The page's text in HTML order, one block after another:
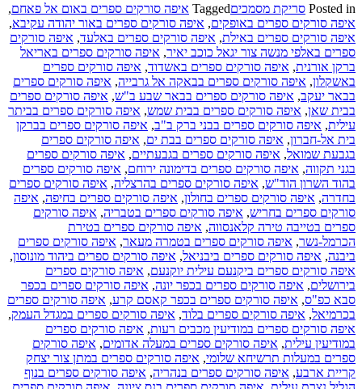
Posted in סריקת מסמכיםTagged איפה סורקים ספרים באום אל פאחם,
איפה סורקים ספרים באופקים, איפה סורקים ספרים באור יהודה עקיבא,
איפה סורקים ספרים באילת, איפה סורקים ספרים באלעד, איפה סורקים
ספרים באלפי מנשה צור יגאל כוכב יאיר, איפה סורקים ספרים באריאל
ברקן אורנית, איפה סורקים ספרים באשדוד, איפה סורקים ספרים
באשקלון, איפה סורקים ספרים בבאקה אל גרבייה, איפה סורקים ספרים
בבאר יעקב, איפה סורקים ספרים בבאר שבע ב"ש, איפה סורקים ספרים
בבית שאן, איפה סורקים ספרים בבית שמש, איפה סורקים ספרים בביתר
עילית, איפה סורקים ספרים בבני ברק ב"ב, איפה סורקים ספרים בברקן
בית אל-חברון, איפה סורקים ספרים בבת ים, איפה סורקים ספרים
בגבעת שמואל, איפה סורקים ספרים בגבעתיים, איפה סורקים ספרים
בגני תקווה, איפה סורקים ספרים בדימונה ירוחם, איפה סורקים ספרים
בהוד השרון הוד"ש, איפה סורקים ספרים בהרצליה, איפה סורקים ספרים
בחדרה, איפה סורקים ספרים בחולון, איפה סורקים ספרים בחיפה, איפה
סורקים ספרים בחריש, איפה סורקים ספרים בטבריה, איפה סורקים
ספרים בטייבה טירה קלאנסווה, איפה סורקים ספרים בטירת
הכרמל-נשר, איפה סורקים ספרים בטמרה מעאר, איפה סורקים ספרים
ביבנה, איפה סורקים ספרים ביבניאל, איפה סורקים ספרים ביהוד מונוסון,
איפה סורקים ספרים ביקנעם עילית יוקנעם, איפה סורקים ספרים
בירושלים, איפה סורקים ספרים בכפר יונה, איפה סורקים ספרים בכפר
סבא כפ"ס, איפה סורקים ספרים בכפר קאסם קרע, איפה סורקים ספרים
בכרמיאל, איפה סורקים ספרים בלוד, איפה סורקים ספרים במגדל העמק,
איפה סורקים ספרים במודיעין מכבים רעות, איפה סורקים ספרים
במודיעין עילית, איפה סורקים ספרים במעלה אדומים, איפה סורקים
ספרים במעלות תרשיחא שלומי, איפה סורקים ספרים במתן צור יצחק
קריית ארבע, איפה סורקים ספרים בנהריה, איפה סורקים ספרים בנוף